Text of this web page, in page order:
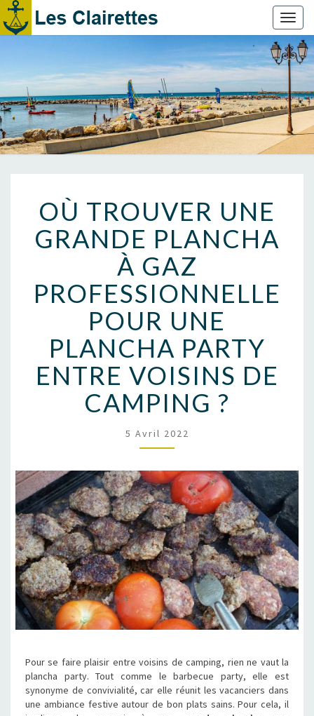
OÙ TROUVER UNE
GRANDE PLANCHA
À GAZ
PROFESSIONNELLE
POUR UNE
PLANCHA PARTY
ENTRE VOISINS DE
CAMPING ?
5 Avril 2022
Pour se faire plaisir entre voisins de camping, rien ne vaut la
plancha party. Tout comme le barbecue party, elle est
synonyme de convivialité, car elle réunit les vacanciers dans
une ambiance festive autour de bon plats sains. Pour cela, il